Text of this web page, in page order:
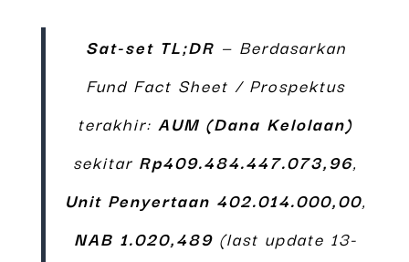
Sat-set TL;DR — Berdasarkan
Fund Fact Sheet / Prospektus
terakhir: AUM (Dana Kelolaan)
sekitar Rp409.484.447.073,96,
Unit Penyertaan 402.014.000,00,
NAB 1.020,489(last update 13-